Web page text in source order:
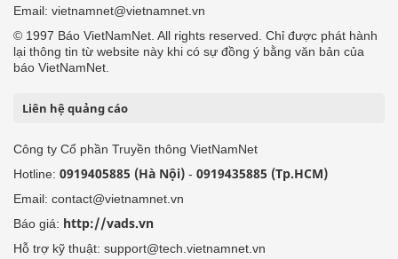
Email: vietnamnet@vietnamnet.vn
© 1997 Báo VietNamNet. All rights reserved. Chỉ được phát hành
lại thông tin từ website này khi có sự đồng ý bằng văn bản của
báo VietNamNet.
Liên hệ quảng cáo
Công ty Cổ phần Truyền thông VietNamNet
Hotline: 0919405885 (Hà Nội) - 0919435885 (Tp.HCM)
Email: contact@vietnamnet.vn
Báo giá: http://vads.vn
Hỗ trợ kỹ thuật: support@tech.vietnamnet.vn